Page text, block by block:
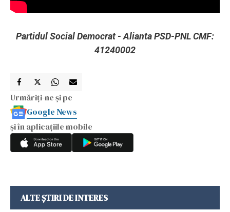
Partidul Social Democrat - Alianta PSD-PNL CMF:
41240002
Urmăriți-ne și pe
Google News
și în aplicațiile mobile
ALTE ȘTIRI DE INTERES